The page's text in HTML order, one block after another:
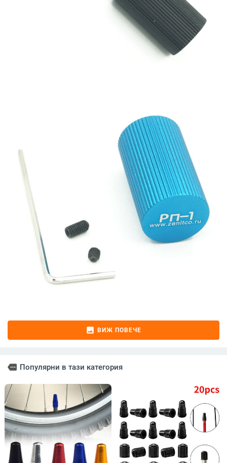
image ВИЖ ПОВЕЧЕ
more Популярни в тази категория